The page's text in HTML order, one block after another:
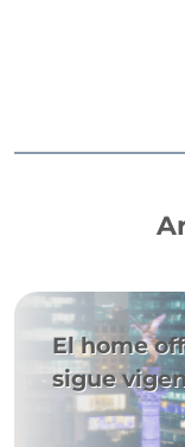
El home
sigue